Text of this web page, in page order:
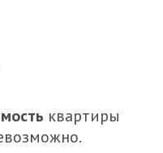
квартиры